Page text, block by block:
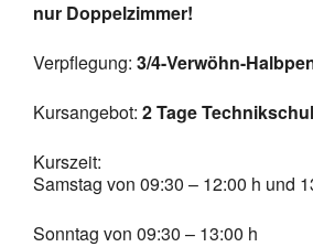
nur Doppelzimmer!
Verpflegung: 3/4-Verwöhn-
Kursangebot: 2 Tage
Kurszeit:
Samstag von 09:30 – 12:00 h und
Sonntag von 09:30 – 13:00 h